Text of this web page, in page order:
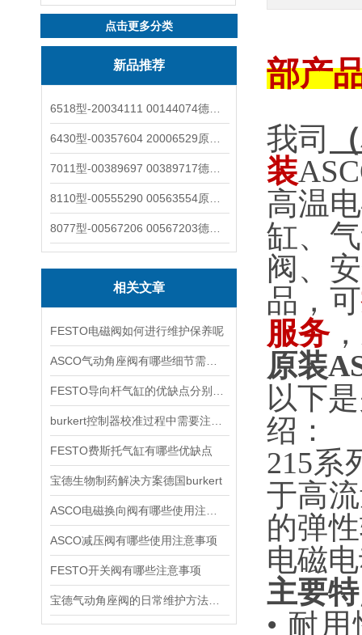
点击更多分类
新品推荐
相关文章
FESTO电磁阀如何进行维护保养呢
FESTO费斯托气缸有哪些优缺点
宝德生物制药解决方案德国burkert
ASCO减压阀有哪些使用注意事项
FESTO开关阀有哪些注意事项
部产
我司 （
装
高温
缸、
阀、
品，可
服务
原装
以下
绍：
215系
于高
的弹
电磁
主要
• 耐